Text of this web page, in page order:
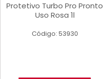
Protetivo Turbo Pro Pronto
Uso Rosa 1l
Código: 53930